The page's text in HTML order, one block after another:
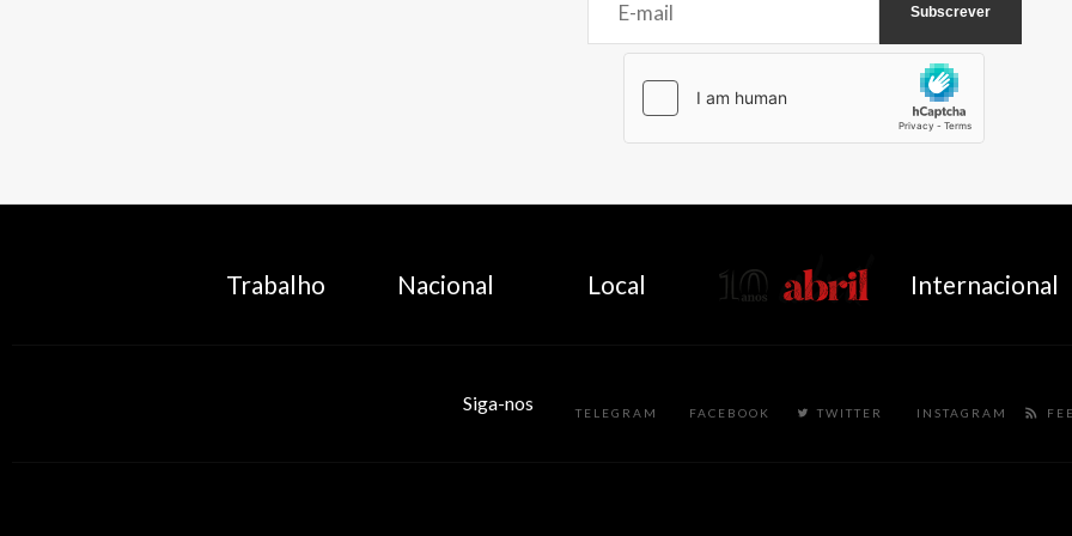
Trabalho Nacional Local AbrilAbril Internacional
Siga-nos TELEGRAM FACEBOOK TWITTER INSTAGRAM